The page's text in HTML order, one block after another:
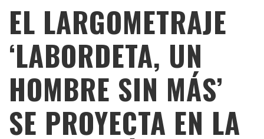
EL LARGOMETRAJE
‘LABORDETA, UN
HOMBRE SIN MÁS’
SE PROYECTA EN LA